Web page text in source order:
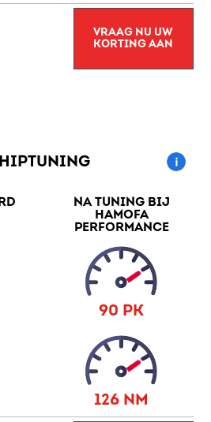
VRAAG NU UW
KORTING AAN
NA TUNING BIJ
HAMOFA
PERFORMANCE
90 PK
126 NM